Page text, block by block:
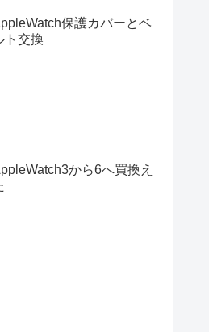
保護カバーとベ
ト交換
から6へ買換え